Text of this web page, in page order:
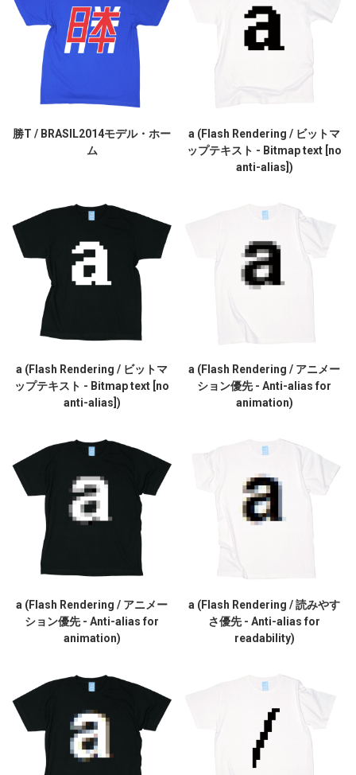
勝T / BRASIL2014モデル・ホー
ム
a (Flash Rendering / ビットマ
ップテキスト - Bitmap text [no
anti-alias])
a (Flash Rendering / ビットマ
ップテキスト - Bitmap text [no
anti-alias])
a (Flash Rendering / アニメー
ション優先 - Anti-alias for
animation)
a (Flash Rendering / アニメー
ション優先 - Anti-alias for
animation)
a (Flash Rendering / 読みやす
さ優先 - Anti-alias for
readability)